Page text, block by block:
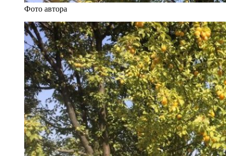
Фото автора